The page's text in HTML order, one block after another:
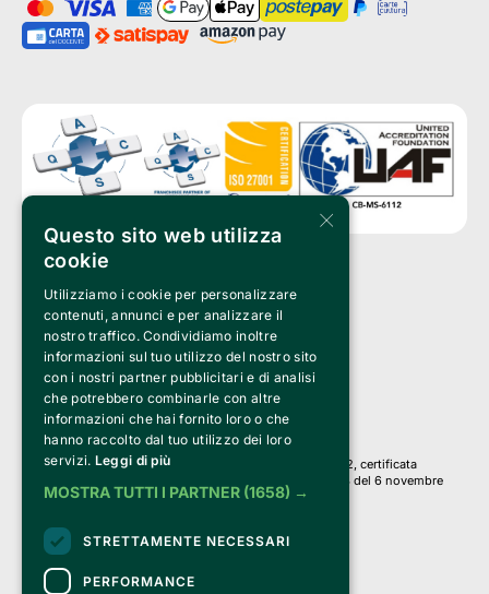
Clappit è un marchio di proprietà di:
Bemils Srl
a Socio Unico
Via Fosse Ardeatine, 4 -20092 Cinisello Balsamo (MI)
PI 05589050961
Iscr. C.C.I.A.A. Milano R.E.A. 1833471
© 2010-2025 Bemils Srl - Tutti i diritti riservati
Credits:
Clappit è basato sulla piattaforma di biglietteria Belive 6.2, certificata
dall’Agenzia delle Entrate con protocollo n. 2025/445474 del 6 novembre
2025.
Su Clappit i tuoi acquisti ed i tuoi dati
sono sicuri e protetti da un certificato SSL
con crittografia a 128 bit.
×
Questo sito web utilizza
cookie
Utilizziamo i cookie per personalizzare
contenuti, annunci e per analizzare il
nostro traffico. Condividiamo inoltre
informazioni sul tuo utilizzo del nostro sito
con i nostri partner pubblicitari e di analisi
che potrebbero combinarle con altre
informazioni che hai fornito loro o che
hanno raccolto dal tuo utilizzo dei loro
servizi. Leggi di più
MOSTRA TUTTI I PARTNER (1658) →
STRETTAMENTE NECESSARI
PERFORMANCE